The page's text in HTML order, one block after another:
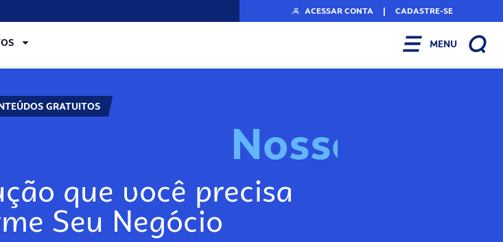
ACESSAR CONTA | CADASTRE-SE
MENU
GRATUITOS
Nosso
que você precisa
Seu Negócio